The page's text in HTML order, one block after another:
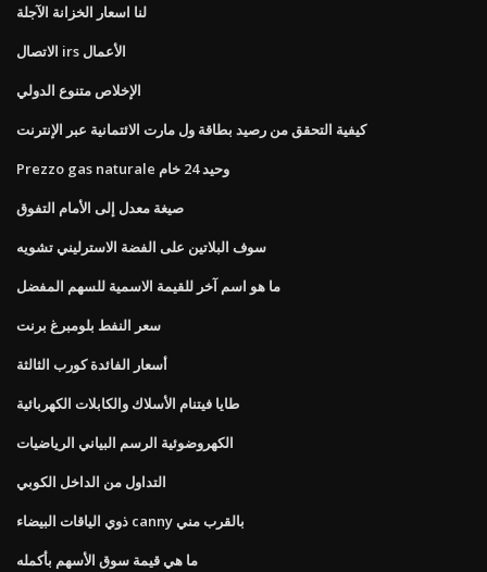
لنا اسعار الخزانة الآجلة
الاتصال irs الأعمال
الإخلاص متنوع الدولي
كيفية التحقق من رصيد بطاقة ول مارت الائتمانية عبر الإنترنت
Prezzo gas naturale وحيد 24 خام
صيغة معدل إلى الأمام التفوق
سوف البلاتين على الفضة الاسترليني تشويه
ما هو اسم آخر للقيمة الاسمية للسهم المفضل
سعر النفط بلومبرغ برنت
أسعار الفائدة كورب الثالثة
طايا فيتنام الأسلاك والكابلات الكهربائية
الكهروضوئية الرسم البياني الرياضيات
التداول من الداخل الكوبي
ذوي الياقات البيضاء canny بالقرب مني
ما هي قيمة سوق الأسهم بأكمله